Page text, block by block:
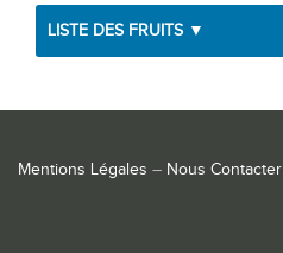
LISTE DES FRUITS ▼
Mentions Légales – Nous Contacter